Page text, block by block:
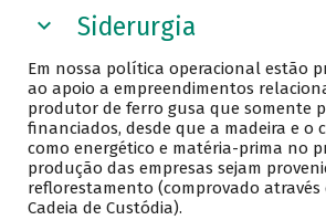
Siderurgia
Em nossa política operacional estão
ao apoio a empreendimentos
produtor de ferro gusa que somente
financiados, desde que a madeira e o
como energético e matéria-prima no
produção das empresas sejam
reflorestamento (comprovado através
Cadeia de Custódia).